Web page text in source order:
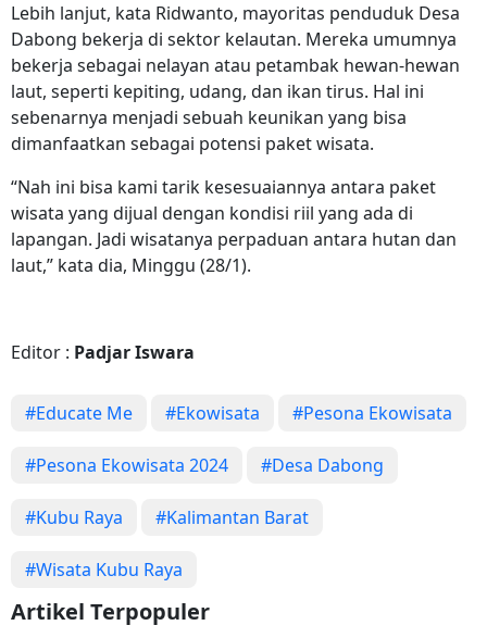
Lebih lanjut, kata Ridwanto, mayoritas penduduk Desa
Dabong bekerja di sektor kelautan. Mereka umumnya
bekerja sebagai nelayan atau petambak hewan-hewan
laut, seperti kepiting, udang, dan ikan tirus. Hal ini
sebenarnya menjadi sebuah keunikan yang bisa
dimanfaatkan sebagai potensi paket wisata.
“Nah ini bisa kami tarik kesesuaiannya antara paket
wisata yang dijual dengan kondisi riil yang ada di
lapangan. Jadi wisatanya perpaduan antara hutan dan
laut,” kata dia, Minggu (28/1).
Editor : Padjar Iswara
#Educate Me #Ekowisata #Pesona Ekowisata
#Pesona Ekowisata 2024 #Desa Dabong
#Kubu Raya #Kalimantan Barat
#Wisata Kubu Raya
Artikel Terpopuler